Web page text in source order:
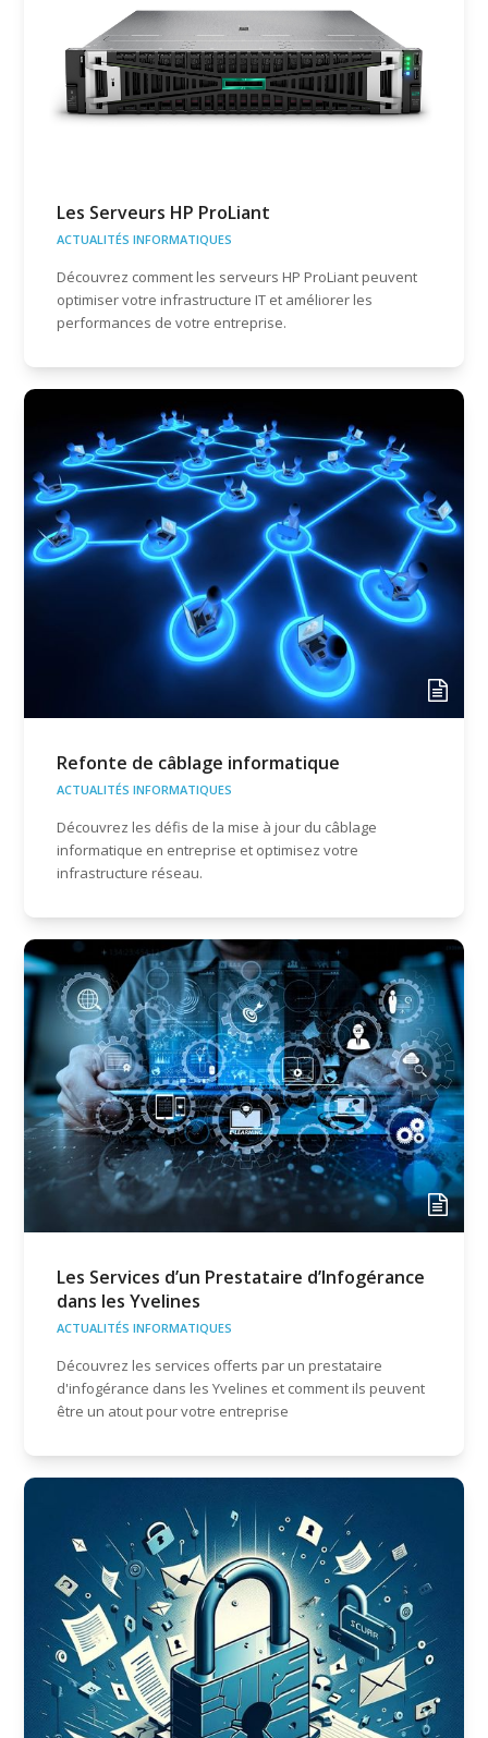
Les Serveurs HP ProLiant
ACTUALITÉS INFORMATIQUES
Découvrez comment les serveurs HP ProLiant peuvent
optimiser votre infrastructure IT et améliorer les
performances de votre entreprise.
Refonte de câblage informatique
ACTUALITÉS INFORMATIQUES
Découvrez les défis de la mise à jour du câblage
informatique en entreprise et optimisez votre
infrastructure réseau.
Les Services d’un Prestataire d’Infogérance
dans les Yvelines
ACTUALITÉS INFORMATIQUES
Découvrez les services offerts par un prestataire
d'infogérance dans les Yvelines et comment ils peuvent
être un atout pour votre entreprise